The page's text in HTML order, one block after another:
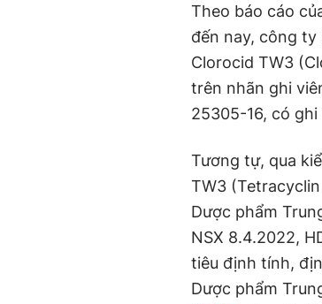
Theo báo cáo
đến nay, công
Clorocid TW3
trên nhãn ghi
25305-16, có
Tương tự, qua
TW3
Dược phẩm
NSX 8.4.2022,
tiêu định tính,
Dược phẩm